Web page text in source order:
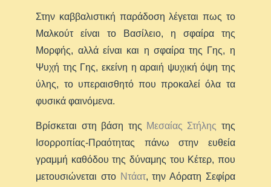
Στην καββαλιστική παράδοση λέγεται πως το
Μαλκούτ είναι το Βασίλειο, η σφαίρα της
Μορφής, αλλά είναι και η σφαίρα της Γης, η
Ψυχή της Γης, εκείνη η αραιή ψυχική όψη της
ύλης, το υπεραισθητό που προκαλεί όλα τα
φυσικά φαινόμενα.
Βρίσκεται στη βάση της Μεσαίας Στήλης της
Ισορροπίας-Πραότητας πάνω στην ευθεία
γραμμή καθόδου της δύναμης του Κέτερ, που
μετουσιώνεται στο Ντάατ, την Αόρατη Σεφίρα